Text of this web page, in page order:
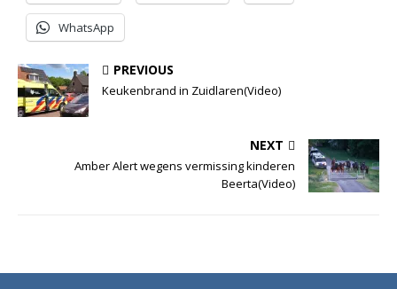
WhatsApp
PREVIOUS
Keukenbrand in Zuidlaren(Video)
NEXT
Amber Alert wegens vermissing kinderen
Beerta(Video)